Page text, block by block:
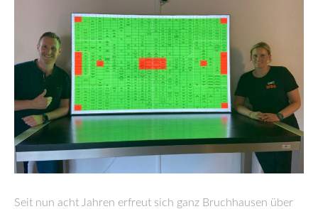
Seit nun acht Jahren erfreut sich ganz Bruchhausen über